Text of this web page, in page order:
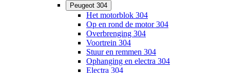
Peugeot 304
Het motorblok 304
Op en rond de motor 304
Overbrenging 304
Voortrein 304
Stuur en remmen 304
Ophanging en electra 304
Electra 304